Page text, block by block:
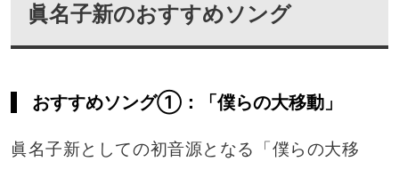
眞名子新のおすすめソング
おすすめソング①：「僕らの大移動」
眞名子新としての初音源となる「僕らの大移